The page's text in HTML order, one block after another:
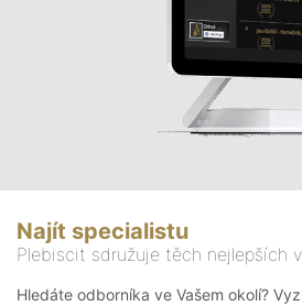
Najít specialistu
Plebiscit sdružuje těch nejlepších
Hledáte odborníka ve Vašem okolí?